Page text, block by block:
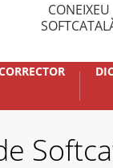
CONEIXEU